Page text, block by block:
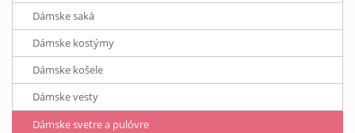
Dámske saká
Dámske kostýmy
Dámske košele
Dámske vesty
Dámske svetre a pulóvre